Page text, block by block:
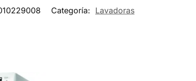
Categoría: Lavadoras